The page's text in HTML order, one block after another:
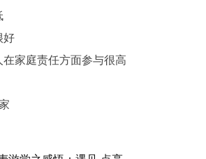
好
家庭责任方面参与很高